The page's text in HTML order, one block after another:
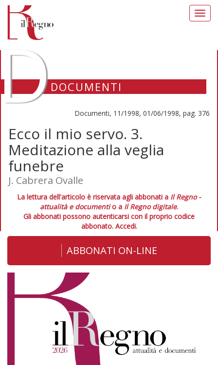
DOCUMENTI
Documenti, 11/1998, 01/06/1998, pag. 376
Ecco il mio servo. 3.
Meditazione alla veglia
funebre
J. Cabrera Ovalle
La lettura dell'articolo è riservata agli abbonati a Il Regno -
attualità e documentio a Il Regno digitale.
Gli abbonati possono autenticarsi con il proprio codice
abbonato. Accedi.
ABBONATI ON-LINE